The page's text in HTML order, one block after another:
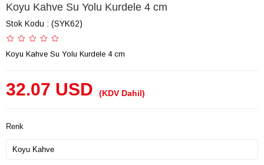
Koyu Kahve Su Yolu Kurdele 4 cm
Stok Kodu (SYK62)
Koyu Kahve Su Yolu Kurdele 4 cm
32.07 USD (KDV Dahil)
Renk